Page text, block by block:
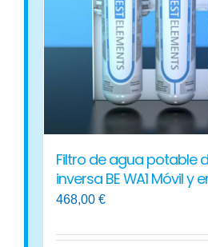
Filtro de agua potable
inversa BE WA1 Móvil y
468,00€